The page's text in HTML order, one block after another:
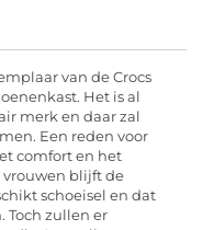
van de Crocs
Het is al
merk en daar zal
Een reden voor
comfort en het
vrouwen blijft de
schoeisel en dat
Toch zullen er